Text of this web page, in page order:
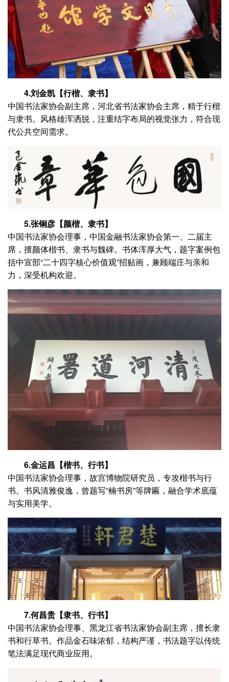
4.刘金凯【行楷、隶书】
中国书法家协会副主席，河北省书法家协会主席，精于行楷
与隶书。风格雄浑洒脱，注重结字布局的视觉张力，符合现
代公共空间需求。
5.张铜彦【颜楷、隶书】
中国书法家协会理事，中国金融书法家协会第一、二届主
席，擅颜体楷书、隶书与魏碑。书体浑厚大气，题字案例包
括中宣部“二十四字核心价值观”招贴画，兼顾端庄与亲和
力，深受机构欢迎。
6.金运昌【楷书、行书】
中国书法家协会理事，故宫博物院研究员，专攻楷书与行
书。书风清雅俊逸，曾题写“楠书房”等牌匾，融合学术底蕴
与实用美学。
7.何昌贵【隶书、行书】
中国书法家协会理事、黑龙江省书法家协会副主席，擅长隶
书和行草书。作品金石味浓郁，结构严谨，书法题字以传统
笔法满足现代商业应用。